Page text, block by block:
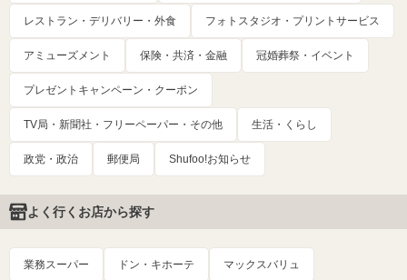
レストラン・デリバリー・外食 フォトスタジオ・プリントサービス
アミューズメント 保険・共済・金融 冠婚葬祭・イベント
プレゼントキャンペーン・クーポン
TV局・新聞社・フリーペーパー・その他 生活・くらし
政党・政治 郵便局 Shufoo!お知らせ
よく行くお店から探す
業務スーパー ドン・キホーテ マックスバリュ